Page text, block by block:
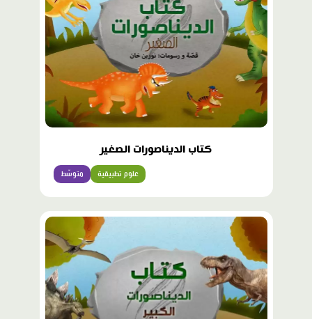
كتاب الديناصورات الصغير
متوسّط علوم تطبيقية